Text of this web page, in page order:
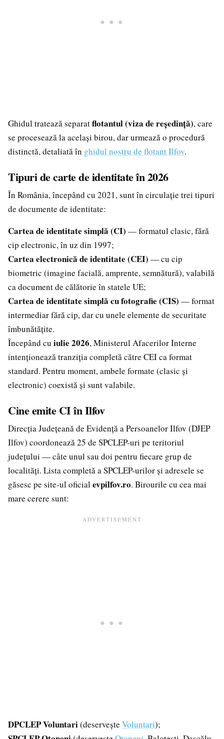
Ghidul tratează separatflotantul (viza de reședință), care
se procesează la același birou, dar urmează o procedură
distinctă, detaliată în ghidul nostru de flotant Ilfov.
Tipuri de carte de identitate în 2026
În România, începând cu 2021, sunt în circulație trei tipuri
de documente de identitate:
Cartea de identitate simplă (CI) — formatul clasic, fără
cip electronic, în uz din 1997;
Cartea electronică de identitate (CEI) — cu cip
biometric (imagine facială, amprente, semnătură), valabilă
ca document de călătorie în statele UE;
Cartea de identitate simplă cu fotografie (CIS) — format
intermediar fără cip, dar cu unele elemente de securitate
îmbunătățite.
Începând cu iulie 2026, Ministerul Afacerilor Interne
intenționează tranziția completă către CEI ca format
standard. Pentru moment, ambele formate (clasic și
electronic) coexistă și sunt valabile.
Cine emite CI în Ilfov
Direcția Județeană de Evidență a Persoanelor Ilfov (DJEP
Ilfov) coordonează 25 de SPCLEP-uri pe teritoriul
județului — câte unul sau doi pentru fiecare grup de
localități. Lista completă a SPCLEP-urilor și adresele se
găsesc pe site-ul oficial evpilfov.ro. Birourile cu cea mai
mare cerere sunt:
DPCLEP Voluntari(deservește Voluntari);